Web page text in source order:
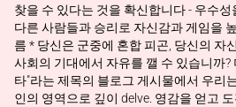
찾을 수 있다는 것을 확신합니다 - 우수성
다른 사람들과 승리로 자신감과 게임을
름 * 당신은 군중에 혼합 피곤, 당신의 자
사회의 기대에서 자유를 깰 수 있습니까?
타"라는 제목의 블로그 게시물에서 우리
인의 영역으로 깊이 delve. 영감을 얻고